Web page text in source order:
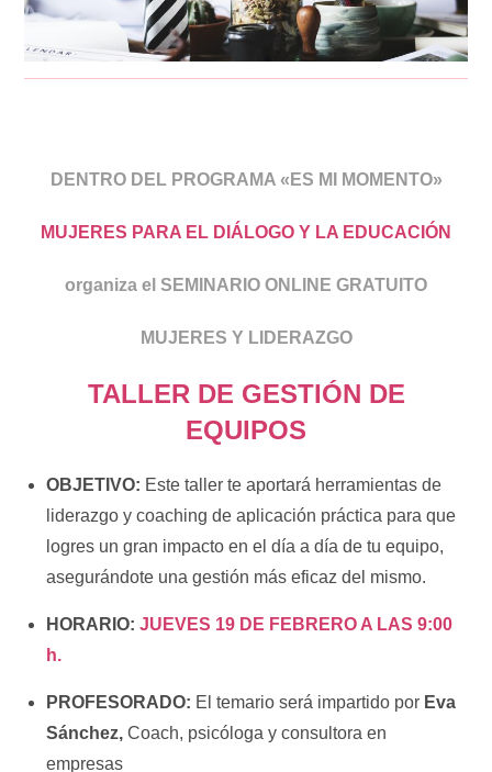
DENTRO DEL PROGRAMA «ES MI MOMENTO»
MUJERES PARA EL DIÁLOGO Y LA EDUCACIÓN
organiza el SEMINARIO ONLINE GRATUITO
MUJERES Y LIDERAZGO
TALLER DE GESTIÓN DE
EQUIPOS
OBJETIVO: Este taller te aportará herramientas de
liderazgo y coaching de aplicación práctica para que
logres un gran impacto en el día a día de tu equipo,
asegurándote una gestión más eficaz del mismo.
HORARIO:JUEVES 19 DE FEBRERO A LAS 9:00
h.
PROFESORADO: El temario será impartido por Eva
Sánchez, Coach, psicóloga y consultora en
empresas